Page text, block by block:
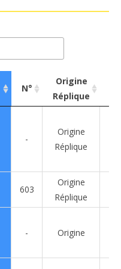
N°
Origine
Réplique
Réplique
-
Origine
Réplique
603
Origine
Réplique
- Origine